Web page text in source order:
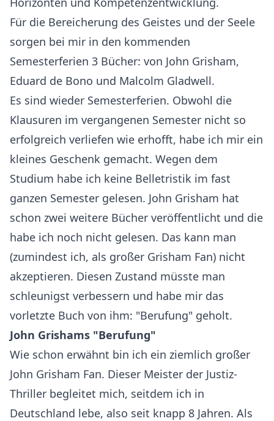
Für die Bereicherung des Geistes und der Seele
sorgen bei mir in den kommenden
Semesterferien 3 Bücher: von John Grisham,
Eduard de Bono und Malcolm Gladwell.
Es sind wieder Semesterferien. Obwohl die
Klausuren im vergangenen Semester nicht so
erfolgreich verliefen wie erhofft, habe ich mir ein
kleines Geschenk gemacht. Wegen dem
Studium habe ich keine Belletristik im fast
ganzen Semester gelesen. John Grisham hat
schon zwei weitere Bücher veröffentlicht und die
habe ich noch nicht gelesen. Das kann man
(zumindest ich, als großer Grisham Fan) nicht
akzeptieren. Diesen Zustand müsste man
schleunigst verbessern und habe mir das
vorletzte Buch von ihm: "Berufung" geholt.
John Grishams "Berufung"
Wie schon erwähnt bin ich ein ziemlich großer
John Grisham Fan. Dieser Meister der Justiz-
Thriller begleitet mich, seitdem ich in
Deutschland lebe, also seit knapp 8 Jahren. Als